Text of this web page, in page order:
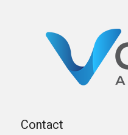
Contact